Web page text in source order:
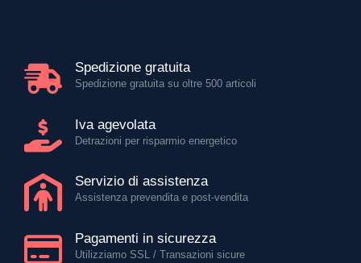
Spedizione gratuita
Spedizione gratuita su oltre 500 articoli
Iva agevolata
Detrazioni per risparmio energetico
Servizio di assistenza
Assistenza prevendita e post-vendita
Pagamenti in sicurezza
Utilizziamo SSL / Transazioni sicure